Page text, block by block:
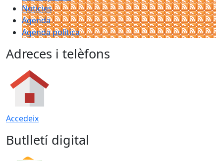
Noticies
Agenda
Agenda política
Adreces i telèfons
Accedeix
Butlletí digital